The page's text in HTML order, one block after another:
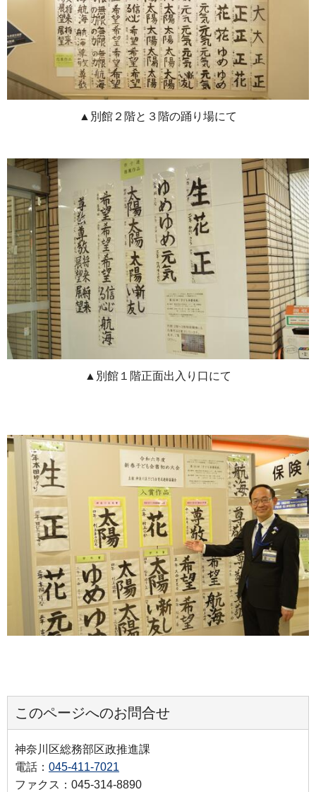
▲別館２階と３階の踊り場にて
▲別館１階正面出入り口にて
このページへのお問合せ
神奈川区総務部区政推進課
電話： 045-411-7021
ファクス：045-314-8890